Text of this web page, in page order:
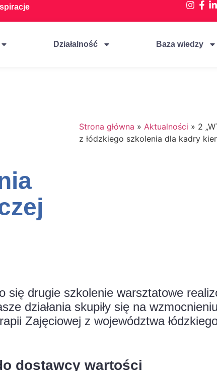
Działalność Baza wiedzy
Strona główna » Aktualności » 2
z łódzkiego szkolenia dla kadry
się drugie szkolenie warsztatowe
działania skupiły się na
Zajęciowej z województwa
dostawcy wartości